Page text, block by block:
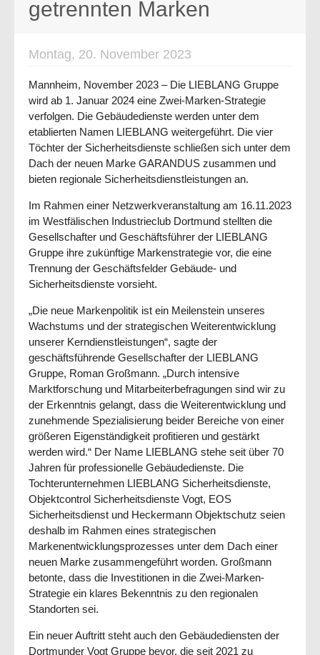
getrennten Marken
Montag, 20. November 2023
Mannheim, November 2023 – Die LIEBLANG Gruppe
wird ab 1. Januar 2024 eine Zwei-Marken-Strategie
verfolgen. Die Gebäudedienste werden unter dem
etablierten Namen LIEBLANG weitergeführt. Die vier
Töchter der Sicherheitsdienste schließen sich unter dem
Dach der neuen Marke GARANDUS zusammen und
bieten regionale Sicherheitsdienstleistungen an.
Im Rahmen einer Netzwerkveranstaltung am 16.11.2023
im Westfälischen Industrieclub Dortmund stellten die
Gesellschafter und Geschäftsführer der LIEBLANG
Gruppe ihre zukünftige Markenstrategie vor, die eine
Trennung der Geschäftsfelder Gebäude- und
Sicherheitsdienste vorsieht.
„Die neue Markenpolitik ist ein Meilenstein unseres
Wachstums und der strategischen Weiterentwicklung
unserer Kerndienstleistungen“, sagte der
geschäftsführende Gesellschafter der LIEBLANG
Gruppe, Roman Großmann. „Durch intensive
Marktforschung und Mitarbeiterbefragungen sind wir zu
der Erkenntnis gelangt, dass die Weiterentwicklung und
zunehmende Spezialisierung beider Bereiche von einer
größeren Eigenständigkeit profitieren und gestärkt
werden wird.“ Der Name LIEBLANG stehe seit über 70
Jahren für professionelle Gebäudedienste. Die
Tochterunternehmen LIEBLANG Sicherheitsdienste,
Objektcontrol Sicherheitsdienste Vogt, EOS
Sicherheitsdienst und Heckermann Objektschutz seien
deshalb im Rahmen eines strategischen
Markenentwicklungsprozesses unter dem Dach einer
neuen Marke zusammengeführt worden. Großmann
betonte, dass die Investitionen in die Zwei-Marken-
Strategie ein klares Bekenntnis zu den regionalen
Standorten sei.
Ein neuer Auftritt steht auch den Gebäudediensten der
Dortmunder Vogt Gruppe bevor, die seit 2021 zu